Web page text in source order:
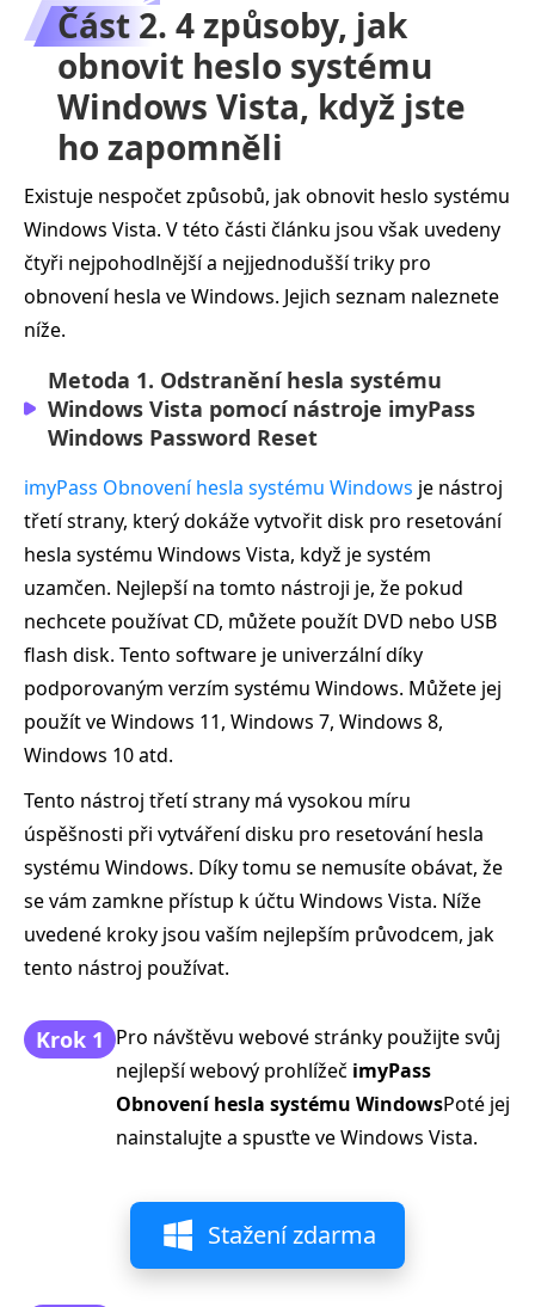
Část 2. 4 způsoby, jak
obnovit heslo systému
Windows Vista, když jste
ho zapomněli
Existuje nespočet způsobů, jak obnovit heslo systému
Windows Vista. V této části článku jsou však uvedeny
čtyři nejpohodlnější a nejjednodušší triky pro
obnovení hesla ve Windows. Jejich seznam naleznete
níže.
Metoda 1. Odstranění hesla systému
Windows Vista pomocí nástroje imyPass
Windows Password Reset
imyPass Obnovení hesla systému Windows je nástroj
třetí strany, který dokáže vytvořit disk pro resetování
hesla systému Windows Vista, když je systém
uzamčen. Nejlepší na tomto nástroji je, že pokud
nechcete používat CD, můžete použít DVD nebo USB
flash disk. Tento software je univerzální díky
podporovaným verzím systému Windows. Můžete jej
použít ve Windows 11, Windows 7, Windows 8,
Windows 10 atd.
Tento nástroj třetí strany má vysokou míru
úspěšnosti při vytváření disku pro resetování hesla
systému Windows. Díky tomu se nemusíte obávat, že
se vám zamkne přístup k účtu Windows Vista. Níže
uvedené kroky jsou vaším nejlepším průvodcem, jak
tento nástroj používat.
Krok 1 Pro návštěvu webové stránky použijte svůj
nejlepší webový prohlížeč imyPass
Obnovení hesla systému WindowsPoté jej
nainstalujte a spusťte ve Windows Vista.
Stažení zdarma